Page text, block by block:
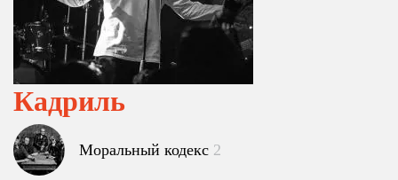
Кадриль
Моральный кодекс 2